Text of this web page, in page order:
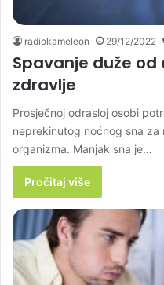
radiokameleon 29/12/2022
Spavanje duže
zdravlje
Prosječnoj odrasloj osobi
neprekinutog noćnog sna za
organizma. Manjak sna je…
Pročitaj više